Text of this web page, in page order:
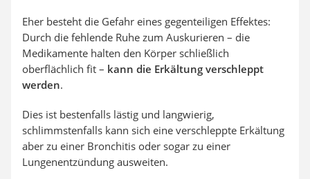
Eher besteht die Gefahr eines gegenteiligen Effektes:
Durch die fehlende Ruhe zum Auskurieren – die
Medikamente halten den Körper schließlich
oberflächlich fit – kann die Erkältung verschleppt
werden.
Dies ist bestenfalls lästig und langwierig,
schlimmstenfalls kann sich eine verschleppte Erkältung
aber zu einer Bronchitis oder sogar zu einer
Lungenentzündung ausweiten.